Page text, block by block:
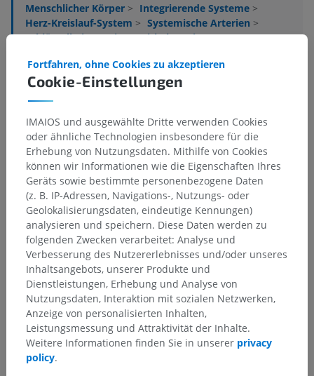
Menschlicher Körper > Integrierende Systeme >
Herz-Kreislauf-System > Systemische Arterien >
Schlüsselbeinarterie> Wirbelarterie>
Scheitel-Hinterhaupts-Arterie
Darunterliegende Strukturen:
Übersetzungen
Sie haben einen Fehler gefunden?
Sie können gerne eine Berichtigung, Übersetzung oder
inhaltliche Verbesserung vorschlagen.
Ein Problem melden
Cookie-Einstellungen
Fortfahren, ohne Cookies zu akzeptieren
IMAIOS und ausgewählte Dritte verwenden Cookies
oder ähnliche Technologien insbesondere für die
Erhebung von Nutzungsdaten. Mithilfe von Cookies
können wir Informationen wie die Eigenschaften Ihres
Geräts sowie bestimmte personenbezogene Daten
(z. B. IP-Adressen, Navigations-, Nutzungs- oder
Geolokalisierungsdaten, eindeutige Kennungen)
analysieren und speichern. Diese Daten werden zu
folgenden Zwecken verarbeitet: Analyse und
Verbesserung des Nutzererlebnisses und/oder unseres
Inhaltsangebots, unserer Produkte und
Dienstleistungen, Erhebung und Analyse von
Nutzungsdaten, Interaktion mit sozialen Netzwerken,
Anzeige von personalisierten Inhalten,
Leistungsmessung und Attraktivität der Inhalte.
Weitere Informationen finden Sie in unserer privacy
policy.